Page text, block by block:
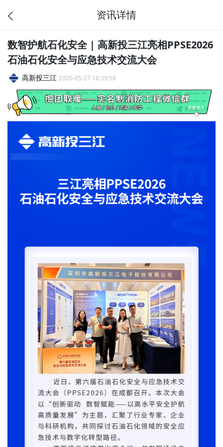
资讯详情
数智护航石化安全 | 高新投三江亮相PPSE2026
石油石化安全与应急技术交流大会
高新投三江 2026-05-27 16:39:58